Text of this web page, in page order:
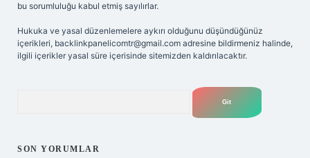
bu sorumluluğu kabul etmiş sayılırlar.
Hukuka ve yasal düzenlemelere aykırı olduğunu düşündüğünüz
içerikleri, backlinkpanelicomtr@gmail.com adresine bildirmeniz halinde,
ilgili içerikler yasal süre içerisinde sitemizden kaldırılacaktır.
SON YORUMLAR